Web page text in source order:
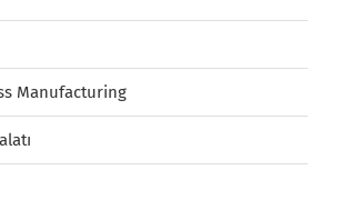
Manufacturing